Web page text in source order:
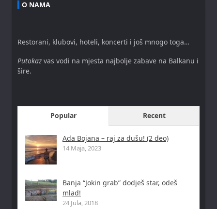
O NAMA
Restorani, klubovi, hoteli, koncerti i još mnogo toga…
Putokaz vas vodi na mjesta najbolje zabave na Balkanu i
šire.
Popular Recent
Ada Bojana – raj za dušu! (2 deo)
14 Maja, 2023
Banja “Jokin grab” dodješ star, odeš
mlad!
24 Jula, 2018